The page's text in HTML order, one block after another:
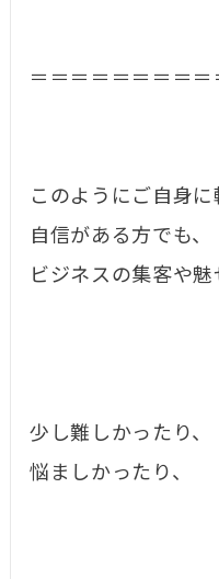
＝＝＝＝＝＝＝＝＝
このようにご自身に
自信がある方でも、
ビジネスの集客や
少し難しかったり、
悩ましかったり、